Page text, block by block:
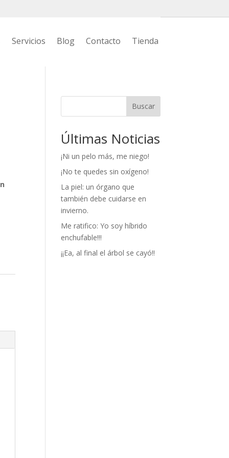
Servicios Blog Contacto Tienda
Buscar
Últimas Noticias
¡Ni un pelo más, me niego!
¡No te quedes sin oxígeno!
La piel: un órgano que
también debe cuidarse en
invierno.
Me ratifico: Yo soy híbrido
enchufable!!!
¡¡Ea, al final el árbol se cayó!!